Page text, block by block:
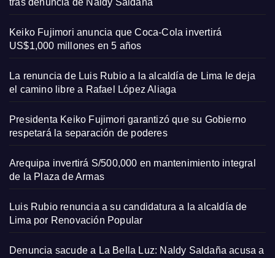
tras denuncia de Naldy Saldaña
Keiko Fujimori anuncia que Coca-Cola invertirá
US$1,000 millones en 5 años
La renuncia de Luis Rubio a la alcaldía de Lima le deja
el camino libre a Rafael López Aliaga
Presidenta Keiko Fujimori garantizó que su Gobierno
respetará la separación de poderes
Arequipa invertirá S/500,000 en mantenimiento integral
de la Plaza de Armas
Luis Rubio renuncia a su candidatura a la alcaldía de
Lima por Renovación Popular
Denuncia sacude a La Bella Luz: Naldy Saldaña acusa a